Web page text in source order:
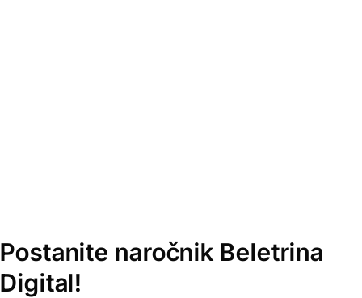
Postanite naročnik Beletrina
Digital!